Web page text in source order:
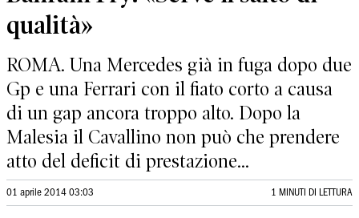
qualità»
ROMA. Una Mercedes già in fuga dopo due
Gp e una Ferrari con il fiato corto a causa
di un gap ancora troppo alto. Dopo la
Malesia il Cavallino non può che prendere
atto del deficit di prestazione...
01 aprile 2014 03:03 1 MINUTI DI LETTURA